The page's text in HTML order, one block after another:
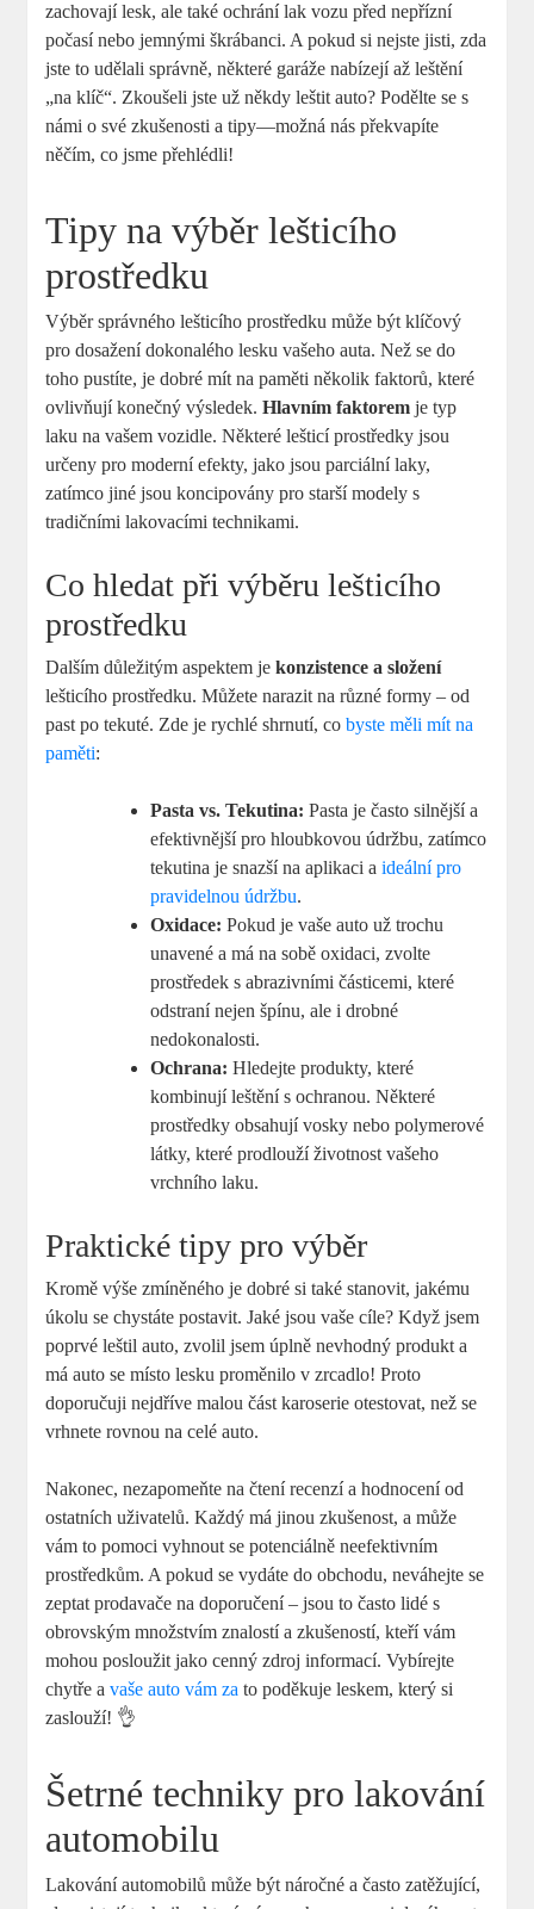
zachovají lesk, ale také ochrání lak vozu před nepřízní
počasí nebo jemnými škrábanci. A pokud si nejste jisti, zda
jste to udělali správně, některé garáže nabízejí až leštění
„na klíč“. Zkoušeli jste už někdy leštit auto? Podělte se s
námi o své zkušenosti a tipy—možná nás překvapíte
něčím, co jsme přehlédli!
Tipy na výběr lešticího
prostředku
Výběr správného lešticího prostředku může být klíčový
pro dosažení dokonalého lesku vašeho auta. Než se do
toho pustíte, je dobré mít na paměti několik faktorů, které
ovlivňují konečný výsledek.Hlavním faktorem je typ
laku na vašem vozidle. Některé lešticí prostředky jsou
určeny pro moderní efekty, jako jsou parciální laky,
zatímco jiné jsou koncipovány pro starší modely s
tradičními lakovacími technikami.
Co hledat při výběru lešticího
prostředku
Dalším důležitým aspektem jekonzistence a složení
lešticího prostředku. Můžete narazit na různé formy – od
past po tekuté. Zde je rychlé shrnutí, cobyste měli mít na
paměti:
Pasta vs. Tekutina: Pasta je často silnější a
efektivnější pro hloubkovou údržbu, zatímco
tekutina je snazší na aplikaci aideální pro
pravidelnou údržbu.
Oxidace: Pokud je vaše auto už trochu
unavené a má na sobě oxidaci, zvolte
prostředek s abrazivními částicemi, které
odstraní nejen špínu, ale i drobné
nedokonalosti.
Ochrana: Hledejte produkty, které
kombinují leštění s ochranou. Některé
prostředky obsahují vosky nebo polymerové
látky, které prodlouží životnost vašeho
vrchního laku.
Praktické tipy pro výběr
Kromě výše zmíněného je dobré si také stanovit, jakému
úkolu se chystáte postavit. Jaké jsou vaše cíle? Když jsem
poprvé leštil auto, zvolil jsem úplně nevhodný produkt a
má auto se místo lesku proměnilo v zrcadlo! Proto
doporučuji nejdříve malou část karoserie otestovat, než se
vrhnete rovnou na celé auto.
Nakonec, nezapomeňte na čtení recenzí a hodnocení od
ostatních uživatelů. Každý má jinou zkušenost, a může
vám to pomoci vyhnout se potenciálně neefektivním
prostředkům. A pokud se vydáte do obchodu, neváhejte se
zeptat prodavače na doporučení – jsou to často lidé s
obrovským množstvím znalostí a zkušeností, kteří vám
mohou posloužit jako cenný zdroj informací. Vybírejte
chytře avaše auto vám za to poděkuje leskem, který si
zaslouží! 👌
Šetrné techniky pro lakování
automobilu
Lakování automobilů může být náročné a často zatěžující,